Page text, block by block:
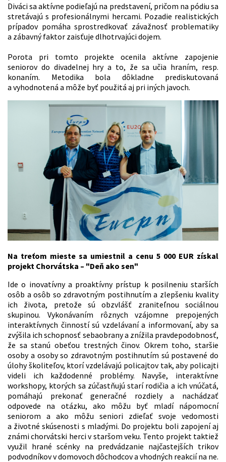
Diváci sa aktívne podieľajú na predstavení, pričom na pódiu sa
stretávajú s profesionálnymi hercami. Pozadie realistických
prípadov pomáha sprostredkovať závažnosť problematiky
a zábavný faktor zaisťuje dlhotrvajúci dojem.
Porota pri tomto projekte ocenila aktívne zapojenie
seniorov do divadelnej hry a to, že sa učia hraním, resp.
konaním. Metodika bola dôkladne prediskutovaná
a vyhodnotená a môže byť použitá aj pri iných javoch.
Na treťom mieste sa umiestnil a cenu 5 000 EUR získal
projekt Chorvátska – "Deň ako sen"
Ide o inovatívny a proaktívny prístup k posilneniu starších
osôb a osôb so zdravotným postihnutím a zlepšeniu kvality
ich života, pretože sú obzvlášť zraniteľnou sociálnou
skupinou. Vykonávaním rôznych vzájomne prepojených
interaktívnych činností sú vzdelávaní a informovaní, aby sa
zvýšila ich schopnosť sebaobrany a znížila pravdepodobnosť,
že sa stanú obeťou trestných činov. Okrem toho, staršie
osoby a osoby so zdravotným postihnutím sú postavené do
úlohy školiteľov, ktorí vzdelávajú policajtov tak, aby policajti
videli ich každodenné problémy. Navyše, interaktívne
workshopy, ktorých sa zúčastňujú starí rodičia a ich vnúčatá,
pomáhajú prekonať generačné rozdiely a nachádzať
odpovede na otázku, ako môžu byť mladí nápomocní
seniorom a ako môžu seniori zdieľať svoje vedomosti
a životné skúsenosti s mladými. Do projektu boli zapojení aj
známi chorvátski herci v staršom veku. Tento projekt taktiež
využil hrané scénky na predvádzanie najčastejších trikov
podvodníkov v domovoch dôchodcov a vhodných reakcií na ne.